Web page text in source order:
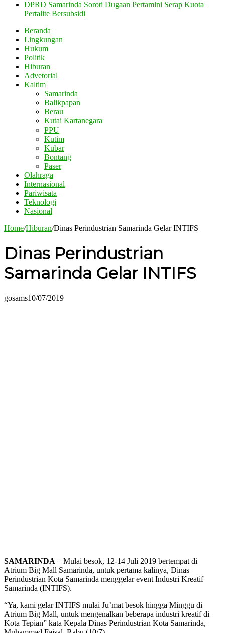
DPRD Samarinda Soroti Dugaan Pertamini Serap Kuota
Pertalite Bersubsidi
Beranda
Lingkungan
Hukum
Politik
Hiburan
Advetorial
Kaltim
Samarinda
Balikpapan
Berau
Kutai Kartanegara
PPU
Kutim
Kubar
Bontang
Paser
Olahraga
Internasional
Pariwisata
Teknologi
Nasional
Home/Hiburan/Dinas Perindustrian Samarinda Gelar INTIFS
Dinas Perindustrian
Samarinda Gelar INTIFS
gosams10/07/2019
SAMARINDA – Mulai besok, 12-14 Juli 2019 bertempat di
Atrium Big Mall Samarinda, untuk pertama kalinya, Dinas
Perindustrian Kota Samarinda menggelar event Industri Kreatif
Samarinda (INTIFS).
“Ya, kami gelar INTIFS mulai Ju’mat besok hingga Minggu di
Atrium Big Mall, untuk mengenalkan beberapa industri kreatif di
Kota Tepian” kata Kepala Dinas Perindustrian Kota Samarinda,